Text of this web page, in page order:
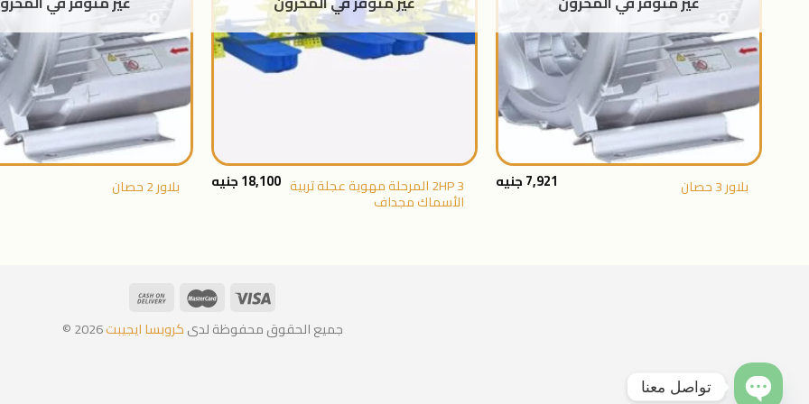
بلاور 3 حصان 7,921جنيه 2HP 3 المرحلة مهوية عجلة تربية
الأسماك مجداف
18,100جنيه بلاور 2 حصان
جميع الحقوق محفوظة لدىكروبسا ايجيبت2026 ©
تواصل معنا